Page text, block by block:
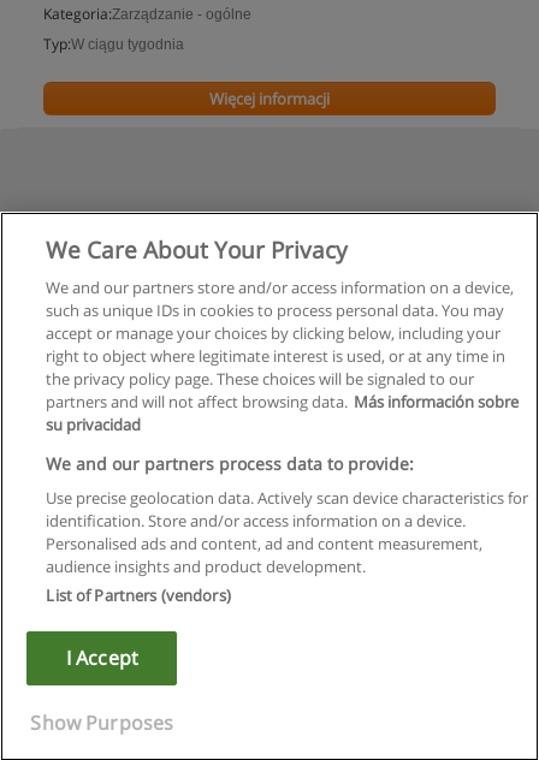
Kategoria:Zarządzanie - ogólne
Typ:W ciągu tygodnia
Więcej informacji
Regulamin
Polityka ochrony danych osobowych
Copyright © Educaedu Business S.L. - CIF : B-95610580: -
We Care About Your Privacy
We and our partners store and/or access information on a device,
such as unique IDs in cookies to process personal data. You may
accept or manage your choices by clicking below, including your
right to object where legitimate interest is used, or at any time in
the privacy policy page. These choices will be signaled to our
partners and will not affect browsing data. Más información sobre
su privacidad
We and our partners process data to provide:
Use precise geolocation data. Actively scan device characteristics for
identification. Store and/or access information on a device.
Personalised ads and content, ad and content measurement,
audience insights and product development.
List of Partners (vendors)
I Accept
Show Purposes